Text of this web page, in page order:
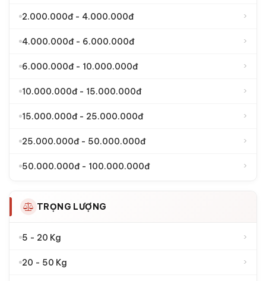
2.000.000đ - 4.000.000đ ›
4.000.000đ - 6.000.000đ ›
6.000.000đ - 10.000.000đ ›
10.000.000đ - 15.000.000đ ›
15.000.000đ - 25.000.000đ ›
25.000.000đ - 50.000.000đ ›
50.000.000đ - 100.000.000đ ›
TRỌNG LƯỢNG
5 - 20 Kg ›
20 - 50 Kg ›